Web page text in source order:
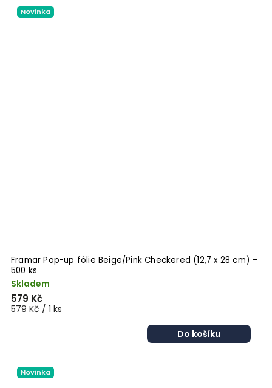
Novinka
Framar Pop-up fólie Beige/Pink Checkered (12,7 x 28 cm) –
500 ks
Skladem
579 Kč
579 Kč / 1 ks
Do košíku
Novinka